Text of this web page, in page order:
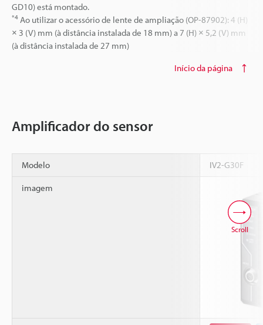
GD10) está montado.
*4 Ao utilizar o acessório de lente de ampliação (OP-87902): 4 (H)
× 3 (V) mm (à distância instalada de 18 mm) a 7 (H) × 5,2 (V) mm
(à distância instalada de 27 mm)
Início da página
Amplificador do sensor
Modelo IV2-G30F
imagem
Scroll